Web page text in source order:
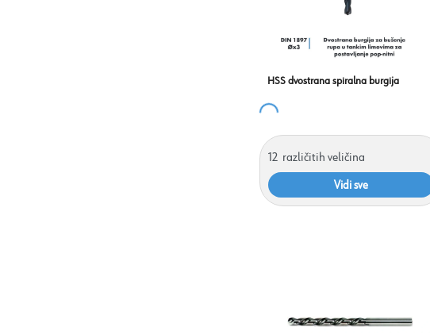
HSS dvostrana spiralna burgija
12 različitih veličina
Vidi sve